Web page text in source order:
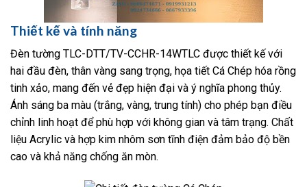
Thiết kế và tính năng
Đèn tường TLC-DTT/TV-CCHR-14WTLC được thiết kế với
hai đầu đèn, thân vàng sang trọng, họa tiết Cá Chép hóa rồng
tinh xảo, mang đến vẻ đẹp hiện đại và ý nghĩa phong thủy.
Ánh sáng ba màu (trắng, vàng, trung tính) cho phép bạn điều
chỉnh linh hoạt để phù hợp với không gian và tâm trạng. Chất
liệu Acrylic và hợp kim nhôm sơn tĩnh điện đảm bảo độ bền
cao và khả năng chống ăn mòn.